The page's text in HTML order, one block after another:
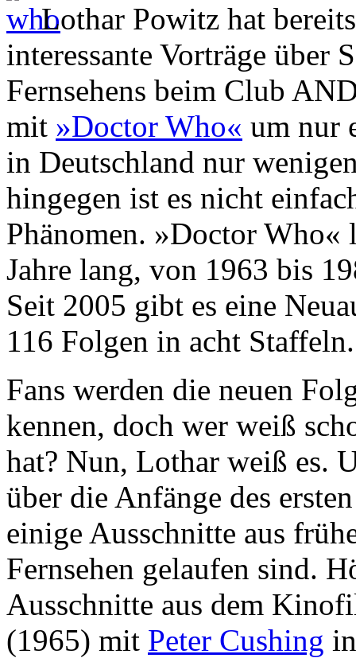
Lothar Powitz hat
interessante Vorträge über
Fernsehens beim Club
mit »Doctor Who« um nur
in Deutschland nur
hingegen ist es nicht
Phänomen. »Doctor
Jahre lang, von 1963 bis
Seit 2005 gibt es eine
116 Folgen in acht Staffeln.
Fans werden die neuen
kennen, doch wer weiß
hat? Nun, Lothar weiß es.
über die Anfänge des
einige Ausschnitte aus
Fernsehen gelaufen sind.
Ausschnitte aus dem
(1965) mit Peter Cushing